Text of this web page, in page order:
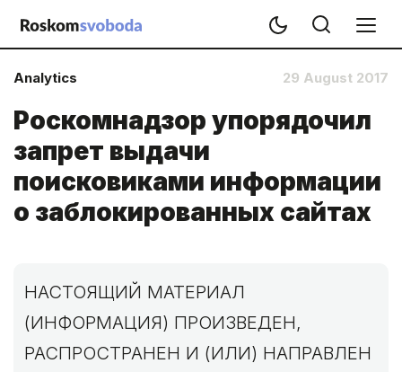
Analytics 29 August 2017
Роскомнадзор упорядочил
запрет выдачи
поисковиками информации
о заблокированных сайтах
НАСТОЯЩИЙ МАТЕРИАЛ
(ИНФОРМАЦИЯ) ПРОИЗВЕДЕН,
РАСПРОСТРАНЕН И (ИЛИ) НАПРАВЛЕН